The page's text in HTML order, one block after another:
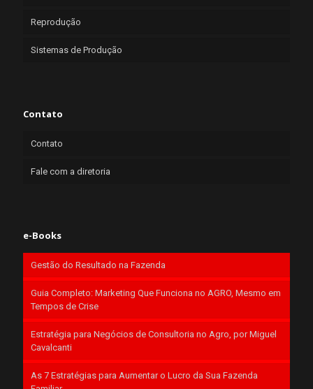
Reprodução
Sistemas de Produção
Contato
Contato
Fale com a diretoria
e-Books
Gestão do Resultado na Fazenda
Guia Completo: Marketing Que Funciona no AGRO, Mesmo em
Tempos de Crise
Estratégia para Negócios de Consultoria no Agro, por Miguel
Cavalcanti
As 7 Estratégias para Aumentar o Lucro da Sua Fazenda